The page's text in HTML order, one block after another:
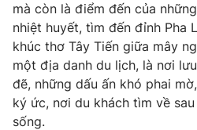
Góc doanh nghiệp
Truyền hình
Phim VTV
Hậu trường
Nhân vật
Giải trí
Điện ảnh
Âm nhạc
Đời sống
mà còn là điểm đến của
nhiệt huyết, tìm đến đỉnh Pha
khúc thơ Tây Tiến giữa mây
một địa danh du lịch, là nơi
đẽ, những dấu ấn khó phai
ký ức, nơi du khách tìm về
sống.